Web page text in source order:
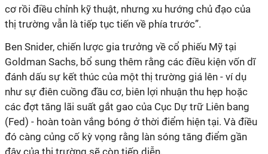
cơ rồi điều chỉnh kỹ thuật, nhưng xu hướng chủ đạo của
thị trường vẫn là tiếp tục tiến về phía trước”.
Ben Snider, chiến lược gia trưởng về cổ phiếu Mỹ tại
Goldman Sachs, bổ sung thêm rằng các điều kiện vốn dĩ
đánh dấu sự kết thúc của một thị trường giá lên - ví dụ
như sự điên cuồng đầu cơ, biên lợi nhuận thu hẹp hoặc
các đợt tăng lãi suất gắt gao của Cục Dự trữ Liên bang
(Fed) - hoàn toàn vắng bóng ở thời điểm hiện tại. Và điều
đó càng củng cố kỳ vọng rằng làn sóng tăng điểm gần
đây của thị trường sẽ còn tiếp diễn.